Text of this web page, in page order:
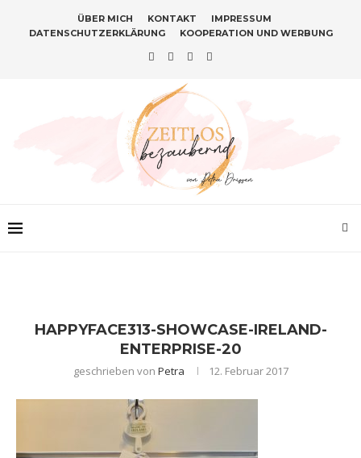
ÜBER MICH KONTAKT
IMPRESSUM
DATENSCHUTZERKLÄRUNG
KOOPERATION UND WERBUNG
HAPPYFACE313-SHOWCASE-IRELAND-
ENTERPRISE-20
geschrieben von Petra 12. Februar 2017